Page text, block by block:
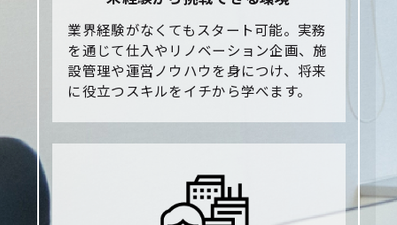
業界経験がなくてもスタート可能。実務
を通じて仕入やリノベーション企画、施
設管理や運営ノウハウを身につけ、将来
に役立つスキルをイチから学べます。